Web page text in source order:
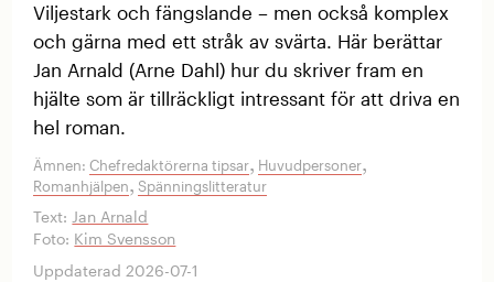
Viljestark och fängslande – men också ­komplex
och gärna med ett stråk av svärta. Här berättar
Jan Arnald (Arne Dahl) hur du skriver fram en
hjälte som är tillräckligt intressant för att driva en
hel roman.
Ämnen:Chefredaktörerna tipsar, Huvudpersoner,
Romanhjälpen,Spänningslitteratur
Text: Jan Arnald
Foto: Kim Svensson
Uppdaterad 2026-07-1